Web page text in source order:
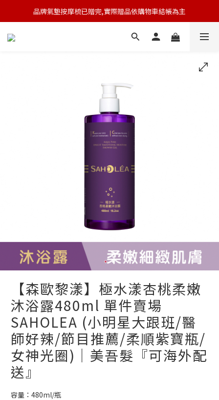
🆕 新會員註冊開卡送9折券 💰
品牌氣墊按摩梳已贈完,實際贈品依購物車結帳為主
🆕 新會員註冊開卡送9折券 💰
【森歐黎漾】極水漾杏桃柔嫩
沐浴露480ml 單件賣場
SAHOLEA (小明星大跟班/醫
師好辣/節目推薦/柔順紫寶瓶/
女神光圈)｜美吾髮『可海外配
送』
容量：480ml/瓶